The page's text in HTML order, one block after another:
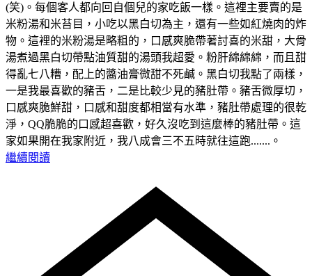
(笑)。每個客人都向回自個兒的家吃飯一樣。這裡主要賣的是
米粉湯和米苔目，小吃以黑白切為主，還有一些如紅燒肉的炸
物。這裡的米粉湯是略粗的，口感爽脆帶著討喜的米甜，大骨
湯煮過黑白切帶點油質甜的湯頭我超愛。粉肝綿綿綿，而且甜
得亂七八糟，配上的醬油膏微甜不死鹹。黑白切我點了兩樣，
一是我最喜歡的豬舌，二是比較少見的豬肚帶。豬舌微厚切，
口感爽脆鮮甜，口感和甜度都相當有水準，豬肚帶處理的很乾
淨，QQ脆脆的口感超喜歡，好久沒吃到這麼棒的豬肚帶。這
家如果開在我家附近，我八成會三不五時就往這跑.......。
繼續閱讀